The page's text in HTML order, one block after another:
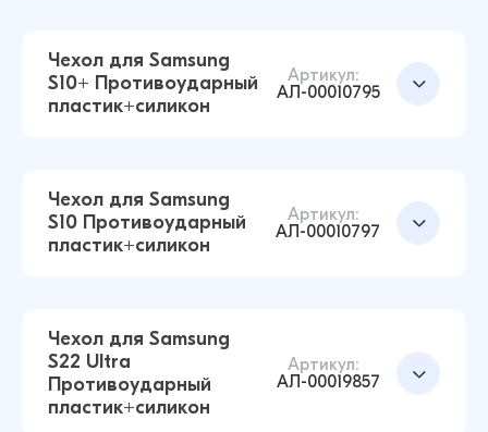
Чехол для Samsung A12 / A12S
59 ₽25 ₽
59 ₽63 ₽
Чехол для Samsung
S10+ Противоударный
пластик+силикон
Артикул:
АЛ-00010795
Чехол для Samsung S10+ Противоударный
Чехол для Samsung
S10 Противоударный
пластик+силикон
Артикул:
АЛ-00010797
Чехол для Samsung
S22 Ultra
Противоударный
пластик+силикон
Артикул:
АЛ-00019857